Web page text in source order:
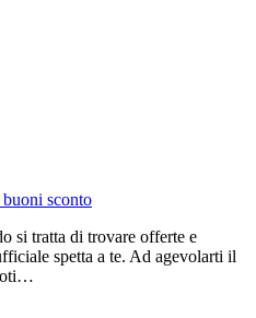
sconto
si tratta di trovare offerte e
spetta a te. Ad agevolarti il